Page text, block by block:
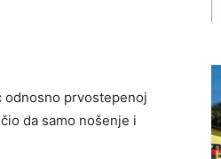
odnosno prvostepenoj
da samo nošenje i